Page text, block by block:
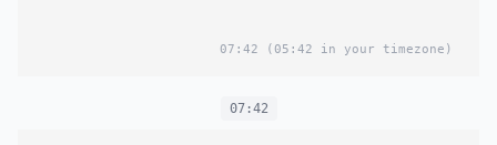
07:42 (05:42 in your timezone)
07:42